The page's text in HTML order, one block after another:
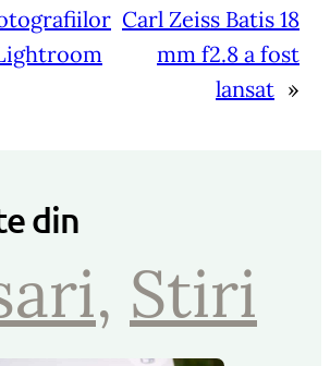
Carl Zeiss Batis 18
mm f2.8 a fost
lansat »
din
, Stiri